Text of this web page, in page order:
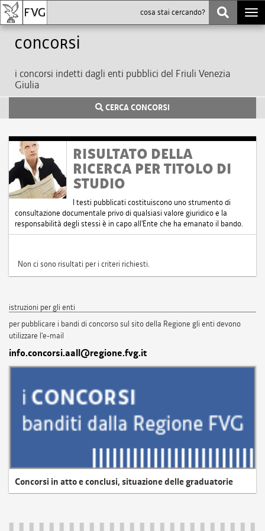
Concorsi
i concorsi indetti dagli enti pubblici del Friuli Venezia
Giulia
CERCA CONCORSI
RISULTATO DELLA
RICERCA PER TITOLO DI
STUDIO
I testi pubblicati costituiscono uno strumento di
consultazione documentale privo di qualsiasi valore giuridico e la
responsabilità degli stessi è in capo all'Ente che ha emanato il bando.
Non ci sono risultati per i criteri richiesti.
istruzioni per gli enti
per pubblicare i bandi di concorso sul sito della Regione gli enti devono
utilizzare l'e-mail
info.concorsi.aall@regione.fvg.it
Concorsi in atto e conclusi, situazione delle graduatorie